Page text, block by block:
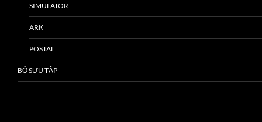
SIMULATOR
ARK
POSTAL
BỘ SƯU TẬP